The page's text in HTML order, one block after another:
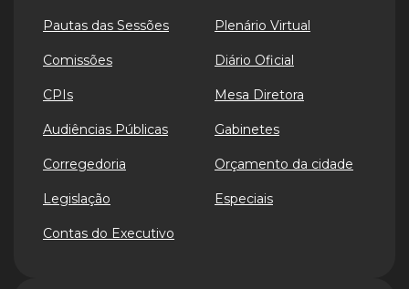
Pautas das Sessões
Comissões
CPIs
Audiências Públicas
Corregedoria
Legislação
Contas do Executivo
Plenário Virtual
Diário Oficial
Mesa Diretora
Gabinetes
Orçamento da cidade
Especiais